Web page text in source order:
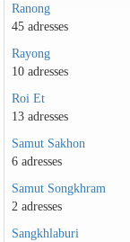
Ranong
45 adresses
Rayong
10 adresses
Roi Et
13 adresses
Samut Sakhon
6 adresses
Samut Songkhram
2 adresses
Sangkhlaburi